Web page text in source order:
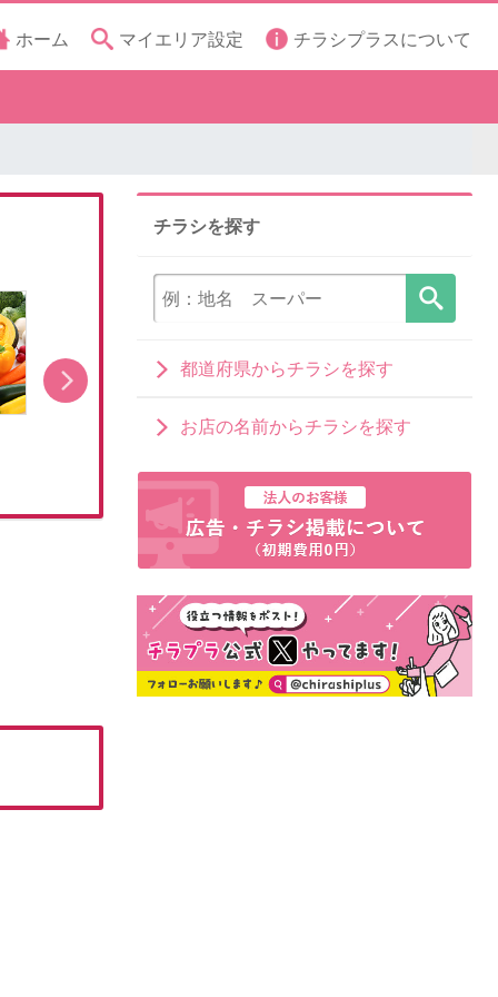
ホーム マイエリア設定 チラシプラスについて
本日公開中のチラシ
チラシを探す
都道府県からチラシを探す
お店の名前からチラシを探す